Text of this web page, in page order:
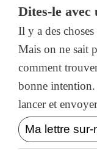
Dites-le avec
Il y a des
Mais on ne sait
comment
bonne
lancer et
Ma lettre sur-